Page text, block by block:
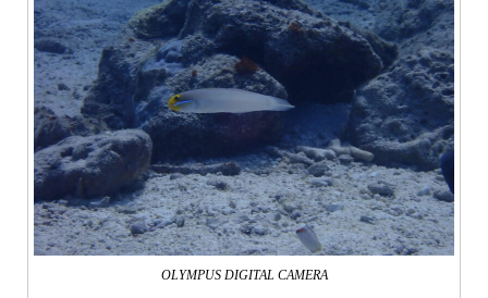
OLYMPUS DIGITAL CAMERA